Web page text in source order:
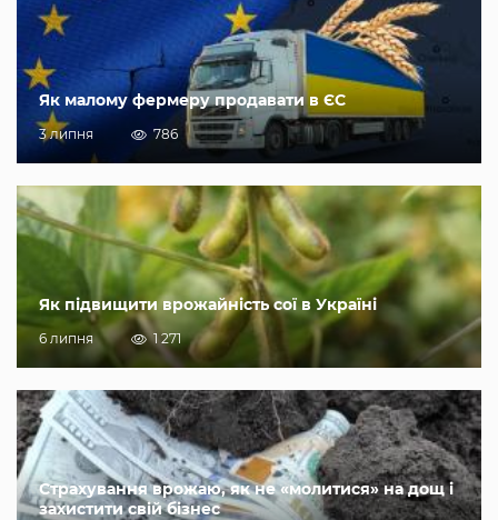
Як малому фермеру продавати в ЄС
3 липня 786
Як підвищити врожайність сої в Україні
6 липня 1 271
Страхування врожаю, як не «молитися» на дощ і
захистити свій бізнес